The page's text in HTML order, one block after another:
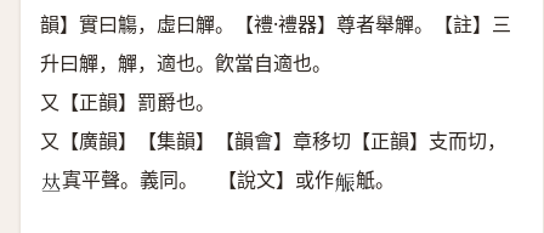
韻】實曰觴，虛曰觶。【禮·禮器】尊者舉觶。【註】三
升曰觶，觶，適也。飮當自適也。
又【正韻】罰爵也。
又【廣韻】【集韻】【韻會】章移切【正韻】支而切，
𠀤寘平聲。義同。 【說文】或作𧣨 觗。